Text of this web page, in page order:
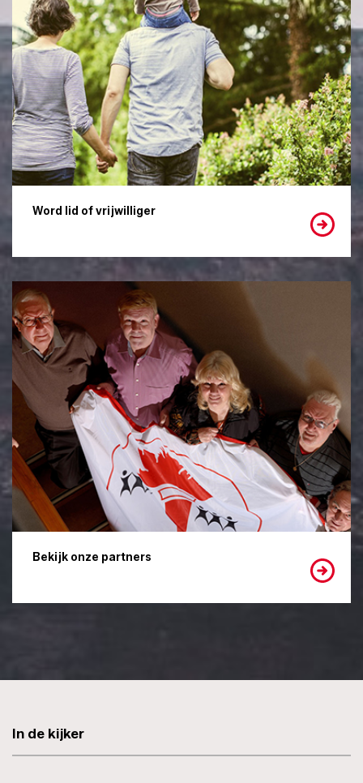
Word lid of vrijwilliger
Bekijk onze partners
In de kijker